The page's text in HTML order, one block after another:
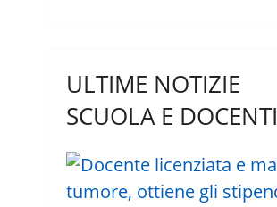
ULTIME NOTIZIE
SCUOLA E DOCENTI